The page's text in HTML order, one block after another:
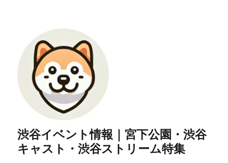
渋谷イベント情報｜宮下公園・渋谷
キャスト・渋谷ストリーム特集